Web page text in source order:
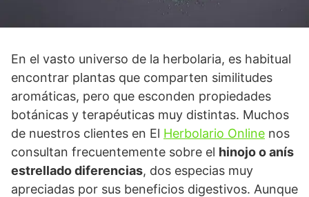
En el vasto universo de la herbolaria, es habitual
encontrar plantas que comparten similitudes
aromáticas, pero que esconden propiedades
botánicas y terapéuticas muy distintas. Muchos
de nuestros clientes en El Herbolario Online nos
consultan frecuentemente sobre el hinojo o anís
estrellado diferencias, dos especias muy
apreciadas por sus beneficios digestivos. Aunque